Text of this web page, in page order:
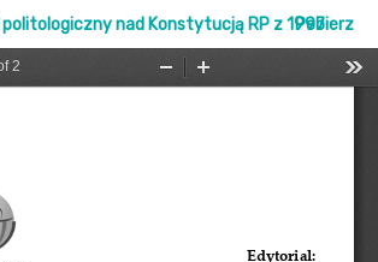
politologiczny nad Konstytucją RP z 1997Pobierz